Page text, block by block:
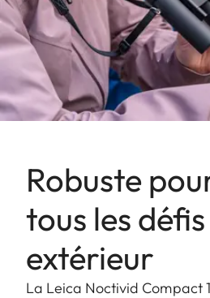
Robuste
tous les
extérieur
La Leica Noctivid Compact